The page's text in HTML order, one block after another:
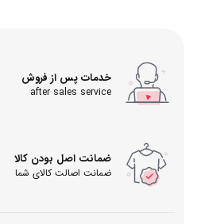
خدمات پس از فروش
after sales service
ضمانت اصل بودن کالا
ضمانت اصالت کالای شما